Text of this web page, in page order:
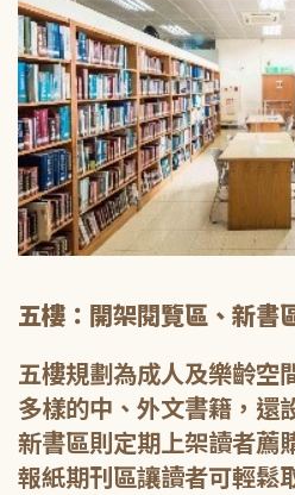
五樓：開架閱覽區、新書
五樓規劃為成人及樂齡空
多樣的中、外文書籍，還
新書區則定期上架讀者薦
報紙期刊區讓讀者可輕鬆